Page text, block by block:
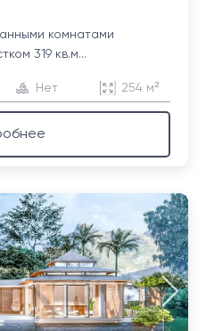
комнатами
319 кв.м...
Нет 254 м²